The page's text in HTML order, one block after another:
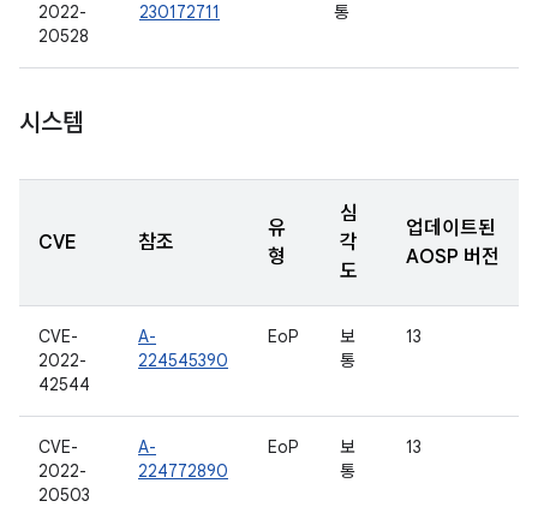
2022-
20528
230172711 통
시스템
CVE 참조
유
형
심
각
도
업데이트된
AOSP 버전
CVE-
2022-
42544
A-
224545390
EoP
보
통
13
CVE-
2022-
20503
A-
224772890
EoP
보
통
13